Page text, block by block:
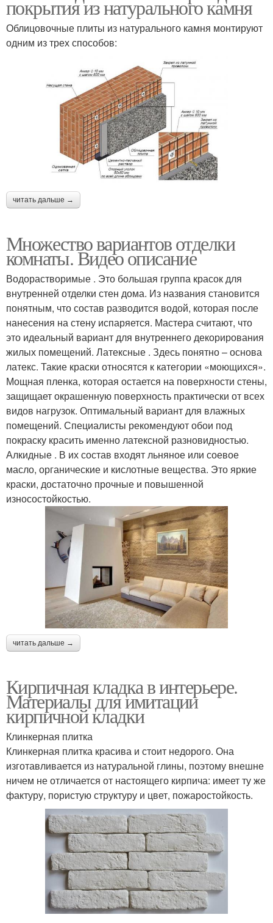
покрытия из натурального камня
Облицовочные плиты из натурального камня монтируют
одним из трех способов:
читать дальше →
Множество вариантов отделки
комнаты. Видео описание
Водорастворимые . Это большая группа красок для
внутренней отделки стен дома. Из названия становится
понятным, что состав разводится водой, которая после
нанесения на стену испаряется. Мастера считают, что
это идеальный вариант для внутреннего декорирования
жилых помещений. Латексные . Здесь понятно – основа
латекс. Такие краски относятся к категории «моющихся».
Мощная пленка, которая остается на поверхности стены,
защищает окрашенную поверхность практически от всех
видов нагрузок. Оптимальный вариант для влажных
помещений. Специалисты рекомендуют обои под
покраску красить именно латексной разновидностью.
Алкидные . В их состав входят льняное или соевое
масло, органические и кислотные вещества. Это яркие
краски, достаточно прочные и повышенной
износостойкостью.
читать дальше →
Кирпичная кладка в интерьере.
Материалы для имитации
кирпичной кладки
Клинкерная плитка
Клинкерная плитка красива и стоит недорого. Она
изготавливается из натуральной глины, поэтому внешне
ничем не отличается от настоящего кирпича: имеет ту же
фактуру, пористую структуру и цвет, пожаростойкость.